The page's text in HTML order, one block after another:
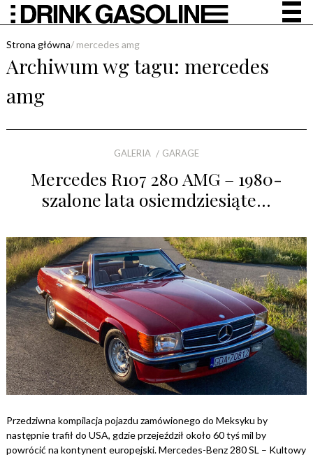
Strona główna/ mercedes amg
Archiwum wg tagu: mercedes
amg
GALERIA GARAGE
Mercedes R107 280 AMG – 1980-
szalone lata osiemdziesiąte…
Przedziwna kompilacja pojazdu zamówionego do Meksyku by
następnie trafił do USA, gdzie przejeździł około 60 tyś mil by
powrócić na kontynent europejski. Mercedes-Benz 280 SL – Kultowy